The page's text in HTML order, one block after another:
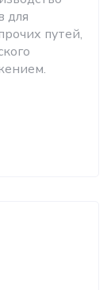
для
путей,